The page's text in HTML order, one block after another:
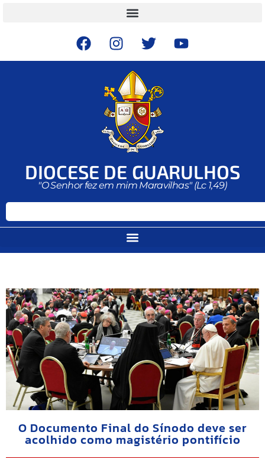
DIOCESE DE GUARULHOS
"O Senhor fez em mim Maravilhas" (Lc 1,49)
O Documento Final do Sínodo deve ser
acolhido como magistério pontifício